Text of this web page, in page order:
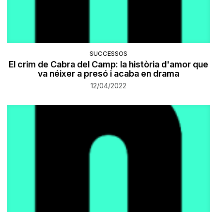
SUCCESSOS
El crim de Cabra del Camp: la història d'amor que
va néixer a presó i acaba en drama
12/04/2022